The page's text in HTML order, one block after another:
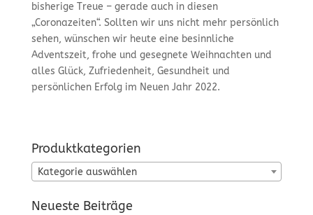
bisherige Treue – gerade auch in diesen
„Coronazeiten“. Sollten wir uns nicht mehr persönlich
sehen, wünschen wir heute eine besinnliche
Adventszeit, frohe und gesegnete Weihnachten und
alles Glück, Zufriedenheit, Gesundheit und
persönlichen Erfolg im Neuen Jahr 2022.
Produktkategorien
Kategorie auswählen
Neueste Beiträge